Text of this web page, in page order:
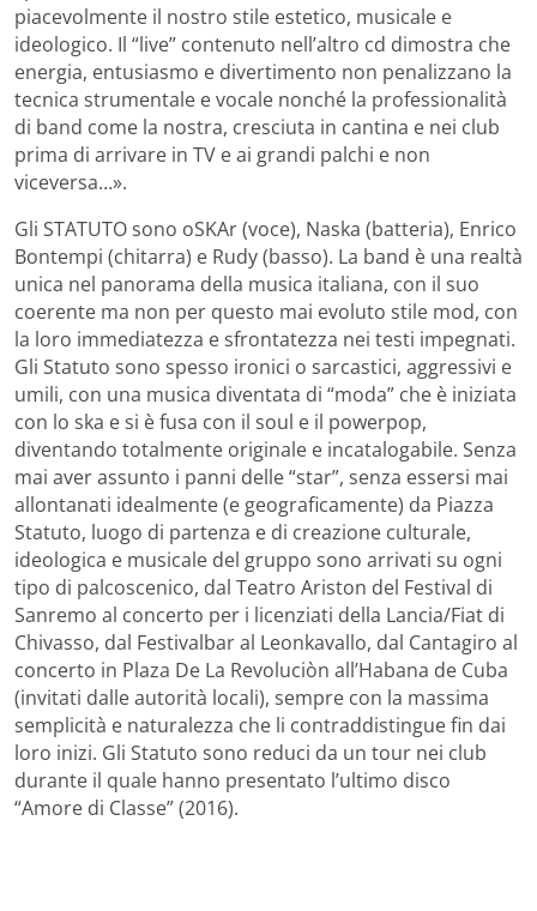
piacevolmente il nostro stile estetico, musicale e
ideologico. Il “live” contenuto nell’altro cd dimostra che
energia, entusiasmo e divertimento non penalizzano la
tecnica strumentale e vocale nonché la professionalità
di band come la nostra, cresciuta in cantina e nei club
prima di arrivare in TV e ai grandi palchi e non
viceversa…».
Gli STATUTO sono oSKAr (voce), Naska (batteria), Enrico
Bontempi (chitarra) e Rudy (basso). La band è una realtà
unica nel panorama della musica italiana, con il suo
coerente ma non per questo mai evoluto stile mod, con
la loro immediatezza e sfrontatezza nei testi impegnati.
Gli Statuto sono spesso ironici o sarcastici, aggressivi e
umili, con una musica diventata di “moda” che è iniziata
con lo ska e si è fusa con il soul e il powerpop,
diventando totalmente originale e incatalogabile. Senza
mai aver assunto i panni delle “star”, senza essersi mai
allontanati idealmente (e geograficamente) da Piazza
Statuto, luogo di partenza e di creazione culturale,
ideologica e musicale del gruppo sono arrivati su ogni
tipo di palcoscenico, dal Teatro Ariston del Festival di
Sanremo al concerto per i licenziati della Lancia/Fiat di
Chivasso, dal Festivalbar al Leonkavallo, dal Cantagiro al
concerto in Plaza De La Revoluciòn all’Habana de Cuba
(invitati dalle autorità locali), sempre con la massima
semplicità e naturalezza che li contraddistingue fin dai
loro inizi. Gli Statuto sono reduci da un tour nei club
durante il quale hanno presentato l’ultimo disco
“Amore di Classe” (2016).